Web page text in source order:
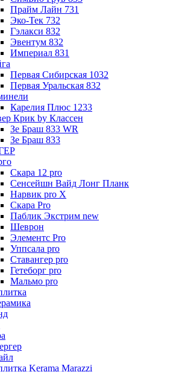
Прайм Лайн 731
Эко-Тек 732
Гэлакси 832
Эвентум 832
Империал 831
Первая Сибирская 1032
Первая Уральская 832
Карелия Плюс 1233
Крик by Классен
Зе Браш 833 WR
Зе Браш 833
Скара 12 pro
Сенсейшн Вайд Лонг Планк
Нарвик pro X
Скара Pro
Паблик Экстрим new
Шеврон
Элементс Pro
Уппсала pro
Ставангер pro
Гетеборг pro
Мальмо pro
Kerama Marazzi